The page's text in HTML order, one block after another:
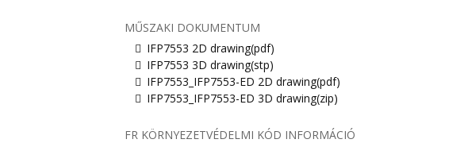
MŰSZAKI DOKUMENTUM
IFP7553 2D drawing(pdf)
IFP7553 3D drawing(stp)
IFP7553_IFP7553-ED 2D drawing(pdf)
IFP7553_IFP7553-ED 3D drawing(zip)
FR KÖRNYEZETVÉDELMI KÓD INFORMÁCIÓ